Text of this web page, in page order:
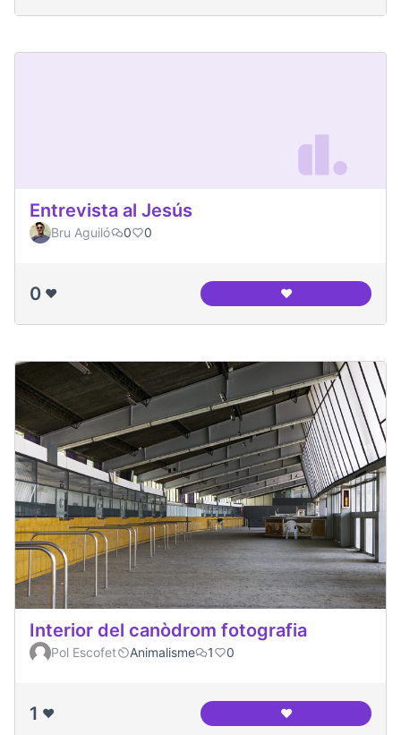
Entrevista al Jesús
Bru Aguiló 0 0
0 ❤️ ❤️Entrevista al Jesús
Interior del canòdrom fotografia
Pol Escofet Animalisme 1 0
1 ❤️ ❤️Interior del